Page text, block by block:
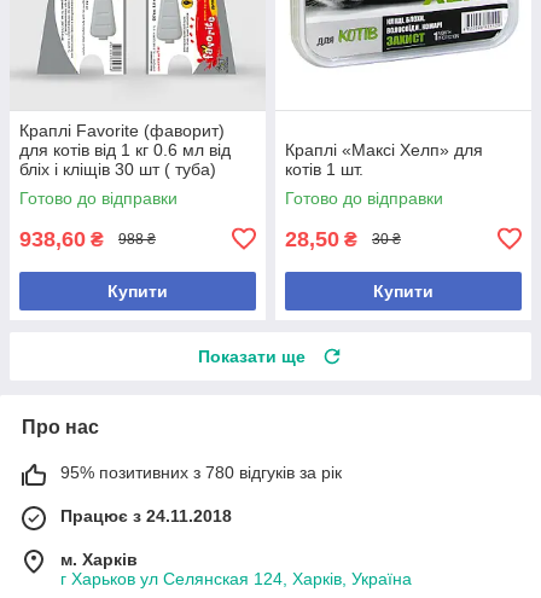
Краплі Favorite (фаворит)
для котів від 1 кг 0.6 мл від
бліх і кліщів 30 шт ( туба)
Готово до відправки
938,60 ₴ 988 ₴
Купити
Краплі «Максі Хелп» для
котів 1 шт.
Готово до відправки
28,50 ₴ 30 ₴
Купити
Показати ще
Про нас
95% позитивних з 780 відгуків за рік
Працює з 24.11.2018
м. Харків
г Харьков ул Селянская 124, Харків, Україна